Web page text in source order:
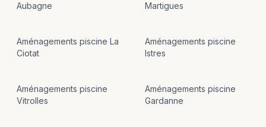
Aubagne
Martigues
Aménagements piscine La
Ciotat
Aménagements piscine
Istres
Aménagements piscine
Vitrolles
Aménagements piscine
Gardanne